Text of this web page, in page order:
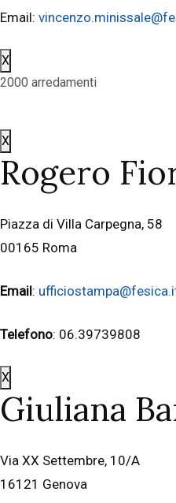
Email:
X
2000 arredamenti
X
Rogero
Piazza di Villa Carpegna, 58
00165 Roma
Email:
Telefono: 06.39739808
X
Giuliana
Via XX Settembre, 10/A
16121 Genova